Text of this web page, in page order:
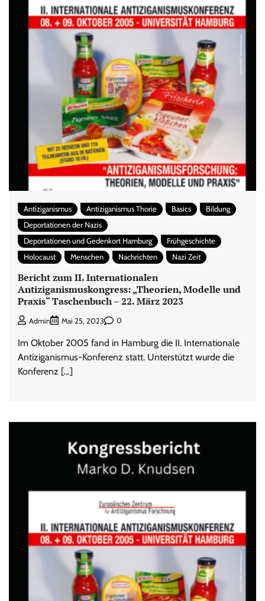
Antiziganismus Antiziganismus Thorie Basics
Bildung
Deportationen der Nazis
Deportationen und Gedenkort Hamburg
Frühgeschichte
Holocaust
Menschen Nachrichten Nazi Zeit
Bericht zum II. Internationalen
Antiziganismuskongress: „Theorien, Modelle und
Praxis“ Taschenbuch – 22. März 2023
Admin Mai 25, 2023 0
Im Oktober 2005 fand in Hamburg die II. Internationale
Antiziganismus-Konferenz statt. Unterstützt wurde die
Konferenz […]